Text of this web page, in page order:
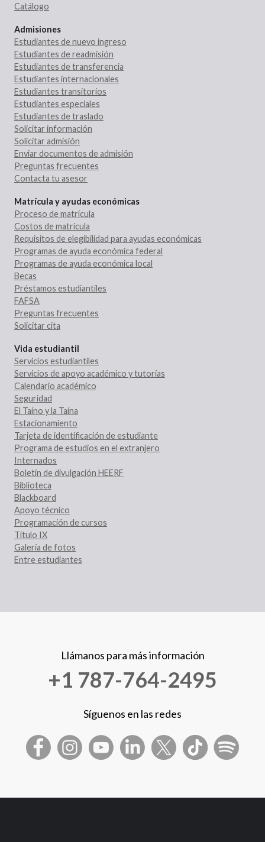
Catálogo
Admisiones
Estudiantes de nuevo ingreso
Estudiantes de readmisión
Estudiantes de transferencia
Estudiantes internacionales
Estudiantes transitorios
Estudiantes especiales
Estudiantes de traslado
Solicitar información
Solicitar admisión
Enviar documentos de admisión
Preguntas frecuentes
Contacta tu asesor
Matrícula y ayudas económicas
Proceso de matrícula
Costos de matrícula
Requisitos de elegibilidad para ayudas económicas
Programas de ayuda económica federal
Programas de ayuda económica local
Becas
Préstamos estudiantiles
FAFSA
Preguntas frecuentes
Solicitar cita
Vida estudiantil
Servicios estudiantiles
Servicios de apoyo académico y tutorías
Calendario académico
Seguridad
El Taíno y la Taína
Estacionamiento
Tarjeta de identificación de estudiante
Programa de estudios en el extranjero
Internados
Boletín de divulgación HEERF
Biblioteca
Blackboard
Apoyo técnico
Programación de cursos
Título IX
Galería de fotos
Entre estudiantes
Llámanos para más información
+1 787-764-2495
Síguenos en las redes